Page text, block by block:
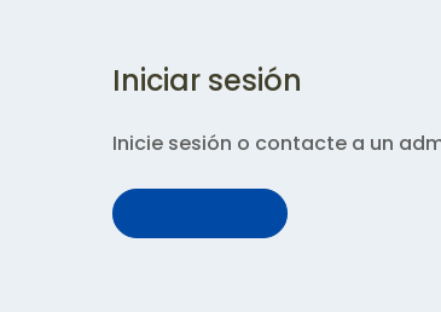
Iniciar sesión
Inicie sesión o contacte a un